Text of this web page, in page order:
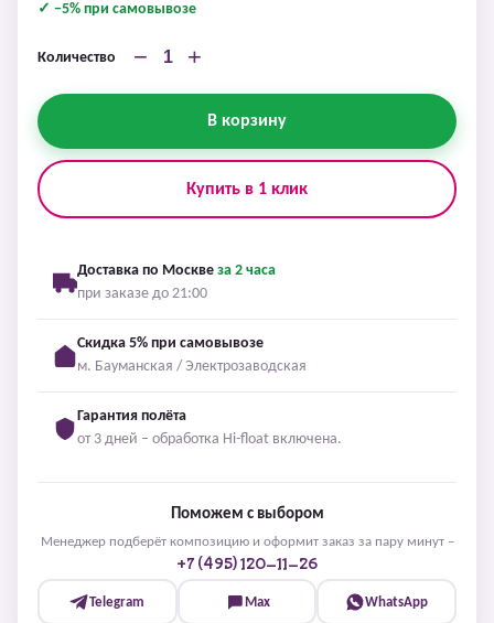
✓ −5% при самовывозе
Количество − +
В корзину
Купить в 1 клик
Доставка по Москве за 2 часа
при заказе до 21:00
Скидка 5% при самовывозе
м. Бауманская / Электрозаводская
Гарантия полёта
от 3 дней – обработка Hi-float включена.
Поможем с выбором
Менеджер подберёт композицию и оформит заказ за пару минут –
+7 (495) 120-11-26
Telegram Max WhatsApp